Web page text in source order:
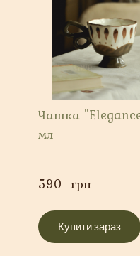
Чашка
мл
590  грн
Купити зараз